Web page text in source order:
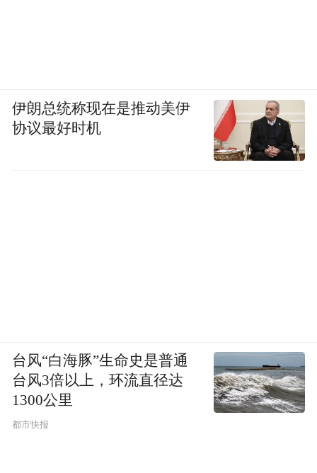
伊朗总统称现在是推动美伊
协议最好时机
台风“白海豚”生命史是普通
台风3倍以上，环流直径达
1300公里
都市快报